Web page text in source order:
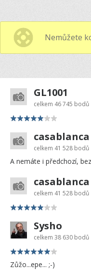
Nemůžete
GL1001
celkem 46 745 bodů
casablanca
celkem 41 528 bodů
A nemáte i předchozí,
casablanca
celkem 41 528 bodů
Sysho
celkem 38 630 bodů
Zůžo...epe... ;-)